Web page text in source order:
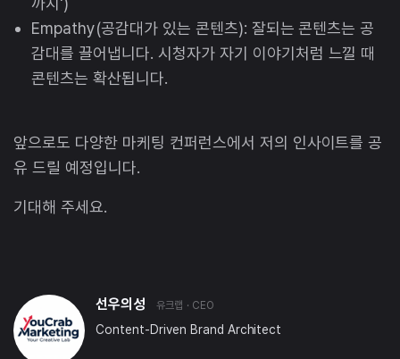
Empathy(공감대가 있는 콘텐츠): 잘되는 콘텐츠는 공
감대를 끌어냅니다. 시청자가 자기 이야기처럼 느낄 때
콘텐츠는 확산됩니다.
앞으로도 다양한 마케팅 컨퍼런스에서 저의 인사이트를 공
유 드릴 예정입니다.
기대해 주세요.
선우의성 유크랩 · CEO
Content-Driven Brand Architect